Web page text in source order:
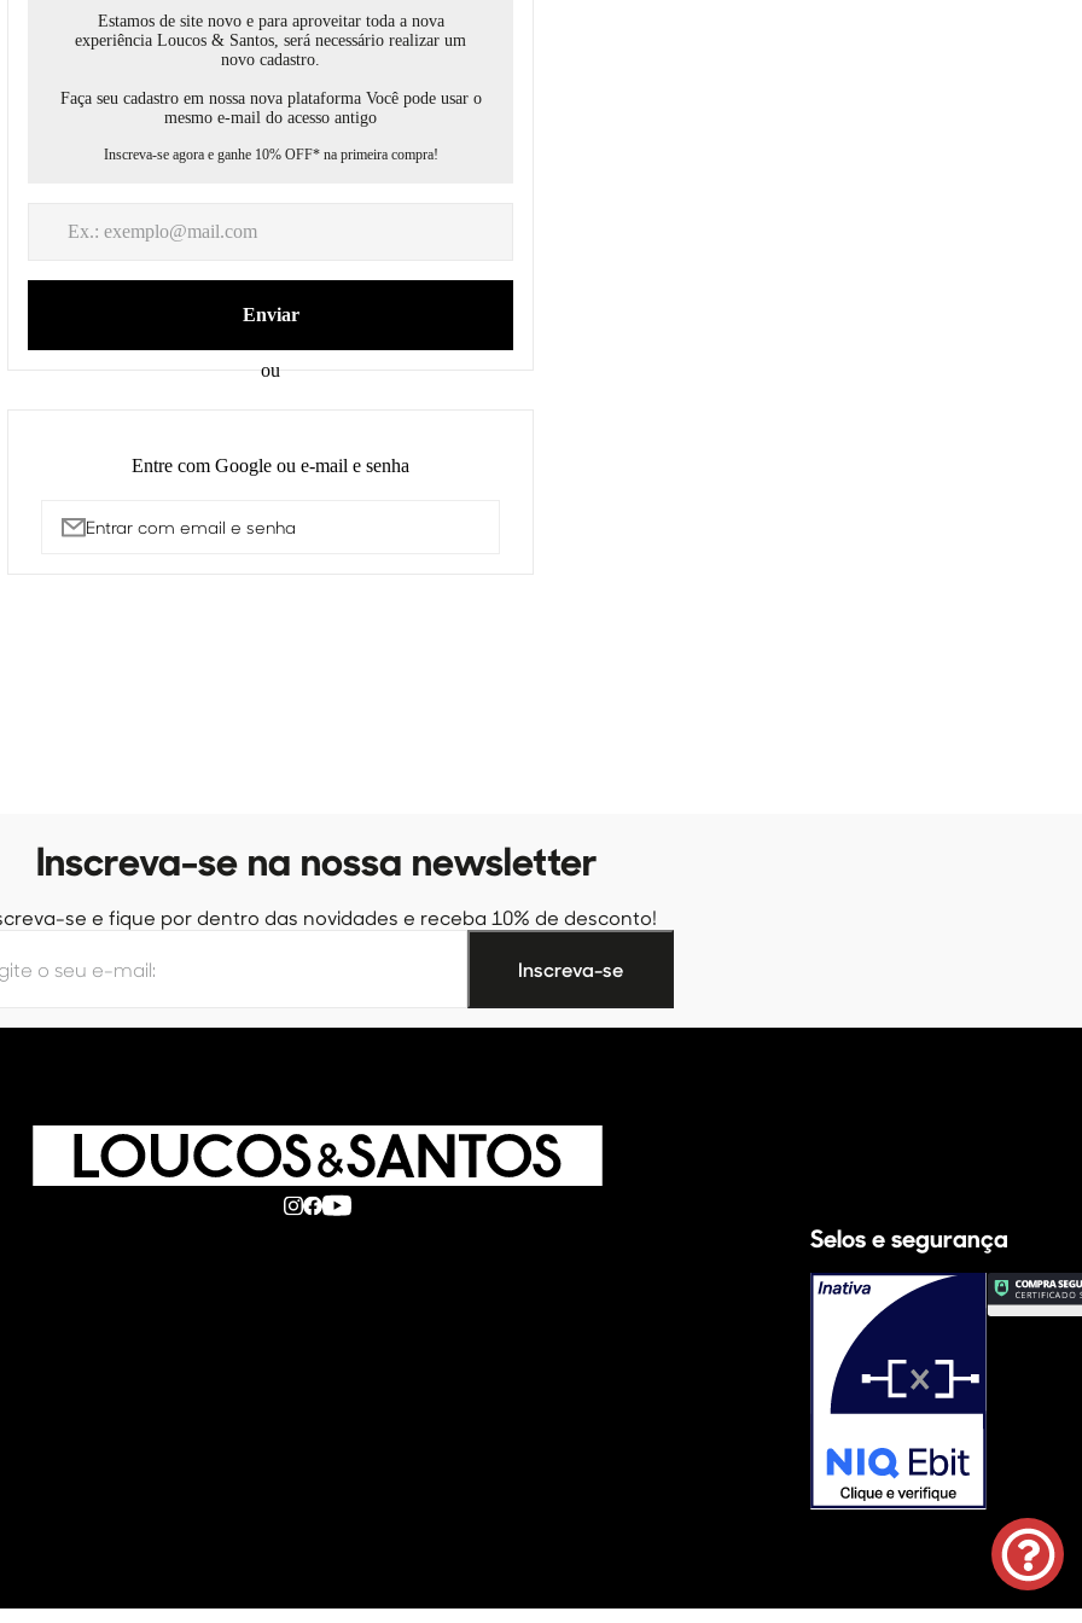
Entrar com email e senha
Enviar
Inscreva-se na nossa newsletter
se e fique por dentro das novidades e receba 10% de desconto!
Selos e segurança